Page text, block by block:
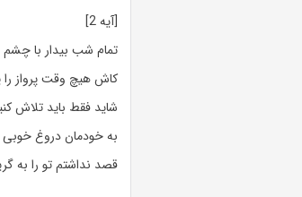
[آیه 2]
تمام شب بیدار با چشم
کاش هیچ وقت پرواز را
شاید فقط باید تلاش
به خودمان دروغ خوبی
قصد نداشتم تو را به